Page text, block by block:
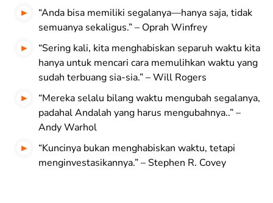
“Anda bisa memiliki segalanya—hanya saja, tidak
semuanya sekaligus.” – Oprah Winfrey
“Sering kali, kita menghabiskan separuh waktu kita
hanya untuk mencari cara memulihkan waktu yang
sudah terbuang sia-sia.” – Will Rogers
“Mereka selalu bilang waktu mengubah segalanya,
padahal Andalah yang harus mengubahnya..” –
Andy Warhol
“Kuncinya bukan menghabiskan waktu, tetapi
menginvestasikannya.” – Stephen R. Covey